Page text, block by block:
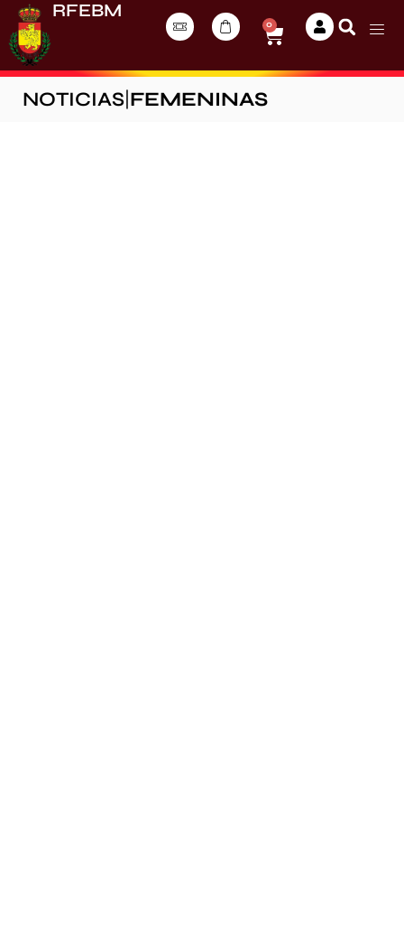
RFEBM
0
NOTICIAS FEMENINAS